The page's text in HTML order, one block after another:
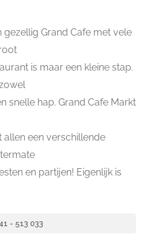
gezellig Grand Cafe met vele
is maar een kleine stap.
snelle hap. Grand Cafe Markt
een verschillende
en partijen! Eigenlijk is
- 513 033